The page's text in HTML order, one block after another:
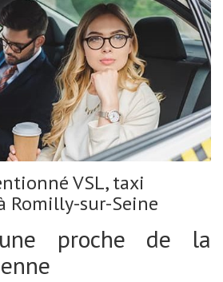
VSL, taxi
Romilly-sur-Seine
proche de la